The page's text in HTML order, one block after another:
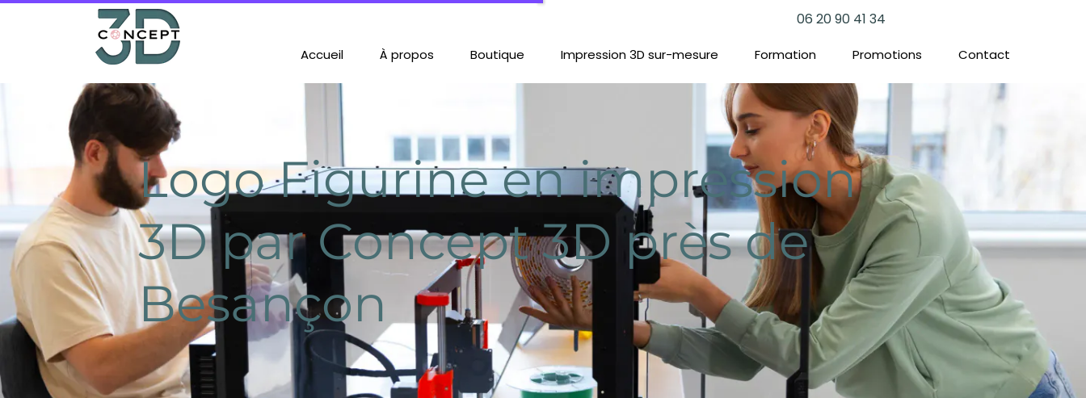
06 20 90 41 34
Logo Figurine en impression
3D par Concept 3D près de
Besançon
Accueil À propos Boutique Impression 3D sur-mesure Formation Promotions Contact